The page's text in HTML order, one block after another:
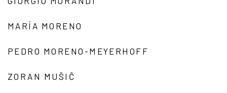
MARÍA MORENO
PEDRO MORENO-MEYERHOFF
ZORAN MUŠIČ